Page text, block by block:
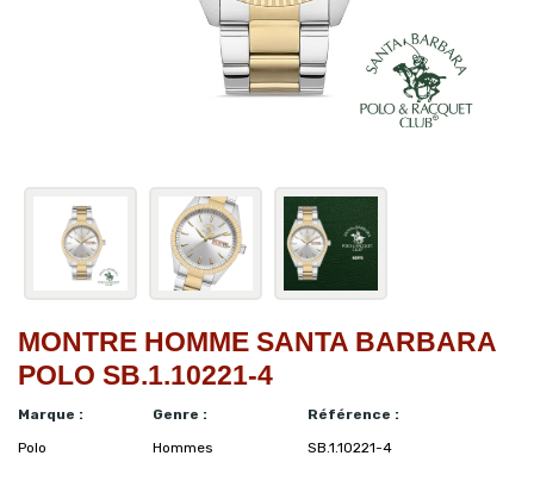
MONTRE HOMME SANTA BARBARA
POLO SB.1.10221-4
Marque :
Polo
Genre :
Hommes
Référence :
SB.1.10221-4